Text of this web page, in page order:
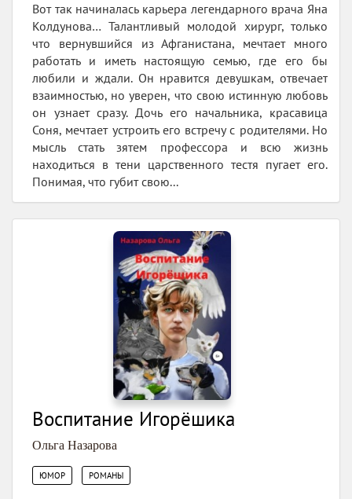
Вот так начиналась карьера легендарного врача Яна
Колдунова… Талантливый молодой хирург, только
что вернувшийся из Афганистана, мечтает много
работать и иметь настоящую семью, где его бы
любили и ждали. Он нравится девушкам, отвечает
взаимностью, но уверен, что свою истинную любовь
он узнает сразу. Дочь его начальника, красавица
Соня, мечтает устроить его встречу с родителями. Но
мысль стать зятем профессора и всю жизнь
находиться в тени царственного тестя пугает его.
Понимая, что губит свою...
Воспитание Игорёшика
Ольга Назарова
ЮМОР РОМАНЫ